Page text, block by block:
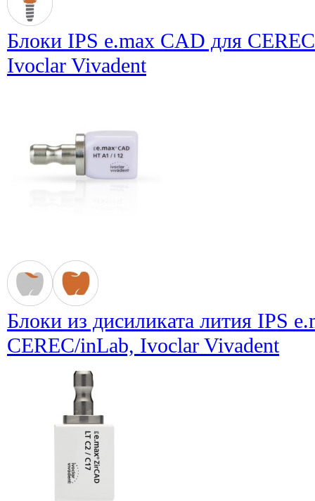
Блоки IPS e.max CAD для
Ivoclar Vivadent
Блоки из дисиликата лития IPS
CEREC/inLab, Ivoclar Vivadent